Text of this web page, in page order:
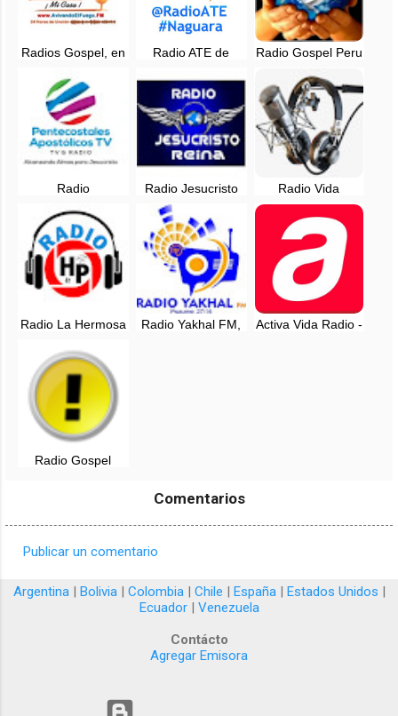
Radios Gospel, en
de radio género
Gospel
Radio ATE de
de la Cruz
Radio Gospel Peru
Perú
Radio
Apostolicos tv
Online
Radio Jesucristo
Reina - EN VIVO -
Colombia
Radio Vida
Familiar - Online -
Cali, Valle del
Cauca
Radio La Hermosa
Bagua
Radio Yakhal FM,
Activa Vida Radio -
Radio Gospel
Comentarios
o
Publicar un comentario
Argentina| Bolivia| Colombia| Chile | España| Estados Unidos |
Ecuador| Venezuela
Contácto
Agregar Emisora